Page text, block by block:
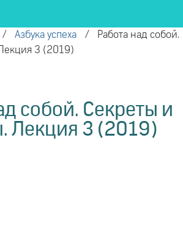
Азбука успеха /
Работа над собой.
3 (2019)
собой. Секреты и
Лекция 3 (2019)